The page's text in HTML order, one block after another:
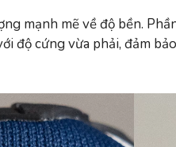
mạnh mẽ về độ bền.
độ cứng vừa phải, đảm